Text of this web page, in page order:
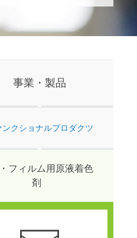
事業・製品
ンクショナルプロダクツ
フィルム用原液着色
剤